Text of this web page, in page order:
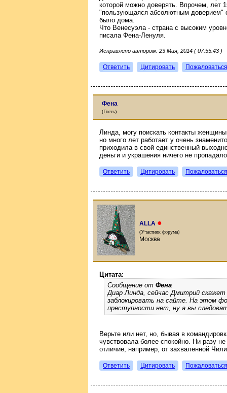
которой можно доверять. Впрочем, лет
"пользующаяся абсолютным доверием"
было дома.
Что Венесуэла - страна с высоким
писала Фена-Ленуля.
Исправлено автором: 23 Мая, 2014 ( 07:55:43 )
Ответить Цитировать Пожаловаться
Фена
(Гость)
Линда, могу поискать контакты
но много лет работает у очень
приходила в свой единственный
деньги и украшения ничего не
Ответить Цитировать Пожаловаться
ALLA ●
(Участник форума)
Москва
Цитата:
Сообщение от Фена
Диар Линда, сейчас Дмитрий
заблокировать на сайте. На этом
преступности нет, ну а вы
Верьте или нет, но, бывая в
чувствовала более спокойно. Ни разу
отличие, например, от захваленной
Ответить Цитировать Пожаловаться